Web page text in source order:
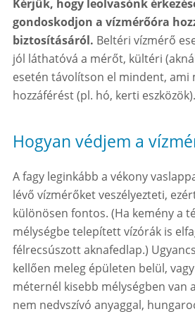
Kérjük, hogy leolvasónk
gondoskodjon a vízmérőóra
biztosításáról. Beltéri vízmérő
jól láthatóvá a mérőt, kültéri
esetén távolítson el mindent, ami
hozzáférést (pl. hó, kerti eszközök).
Hogyan védjem a
A fagy leginkább a vékony
lévő vízmérőket veszélyezteti,
különösen fontos. (Ha kemény a
mélységbe telepített vízórák is
félrecsúszott aknafedlap.)
kellően meleg épületen belül,
méternél kisebb mélységben van
nem nedvszívó anyaggal,